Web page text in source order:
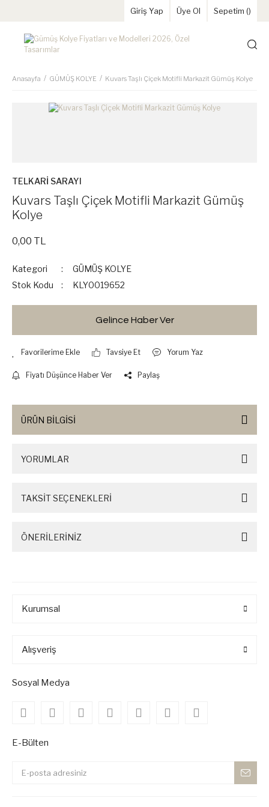
Giriş Yap Üye Ol Sepetim ()
Anasayfa GÜMÜŞ KOLYE Kuvars Taşlı Çiçek Motifli Markazit Gümüş Kolye
TELKARİ SARAYI
Kuvars Taşlı Çiçek Motifli Markazit Gümüş
Kolye
0,00 TL
Kategori
GÜMÜŞ KOLYE
Stok Kodu
KLY0019652
Gelince Haber Ver
Tavsiye Et Yorum Yaz
Fiyatı Düşünce Haber Ver Paylaş
ÜRÜN BİLGİSİ
YORUMLAR
TAKSİT SEÇENEKLERİ
ÖNERİLERİNİZ
Kurumsal
Alışveriş
Sosyal Medya
E-Bülten